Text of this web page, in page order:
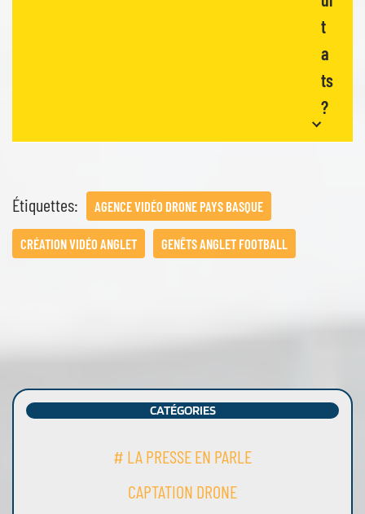
t
a
ts
?
Étiquettes: AGENCE VIDÉO DRONE PAYS BASQUE
CRÉATION VIDÉO ANGLET GENÊTS ANGLET FOOTBALL
CATÉGORIES
# LA PRESSE EN PARLE
CAPTATION DRONE